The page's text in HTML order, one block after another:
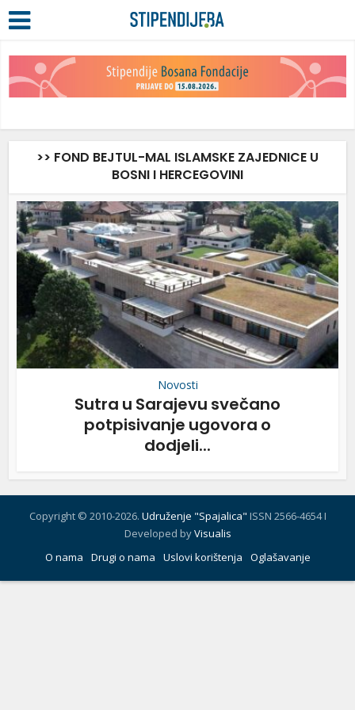
>> FOND BEJTUL-MAL ISLAMSKE ZAJEDNICE U
BOSNI I HERCEGOVINI
Novosti
Sutra u Sarajevu svečano
potpisivanje ugovora o
dodjeli...
Copyright © 2010-2026. Udruženje "Spajalica" ISSN 2566-4654 I
Developed byVisualis
O nama
Drugi o nama Uslovi korištenja Oglašavanje